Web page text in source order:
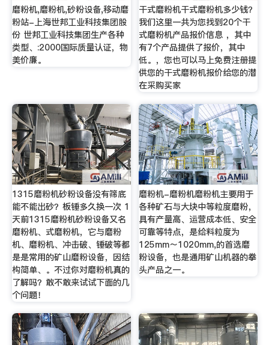
磨粉机,磨粉机,砂粉设备,移动磨
粉站-上海世邦工业科技集团股
份 世邦工业科技集团生产各种
类型、:2000国际质量认证，物
美价廉。
干式磨粉机干式磨粉机多少钱？
我们这里一共为您找到20个干
式磨粉机产品报价信息 ，其中
有7个产品提供了报价，其中
低。，您也可以马上免费注册提
供您的干式磨粉机报价给您的潜
在采购买家
1315磨粉机砂粉设备没有筛底
能不能出砂？板锤多久换一次 1
天前1315磨粉机砂粉设备又名
磨粉机、式磨粉机，它与磨粉
机、磨粉机、冲击破、锤破等都
是是常用的矿山磨粉设备，因结
构简单、。不过你对磨粉机真的
了解吗？敢不敢来试试下面的几
个问题！
磨粉机-磨粉机磨粉机主要用于
各种矿石与大块中等粒度磨粉，
具有产量高、运营成本低、安全
可靠等特点，是给料粒度为
125mm～1020mm,的首选磨
粉设备，也是通用矿山机器的拳
头产品之一。